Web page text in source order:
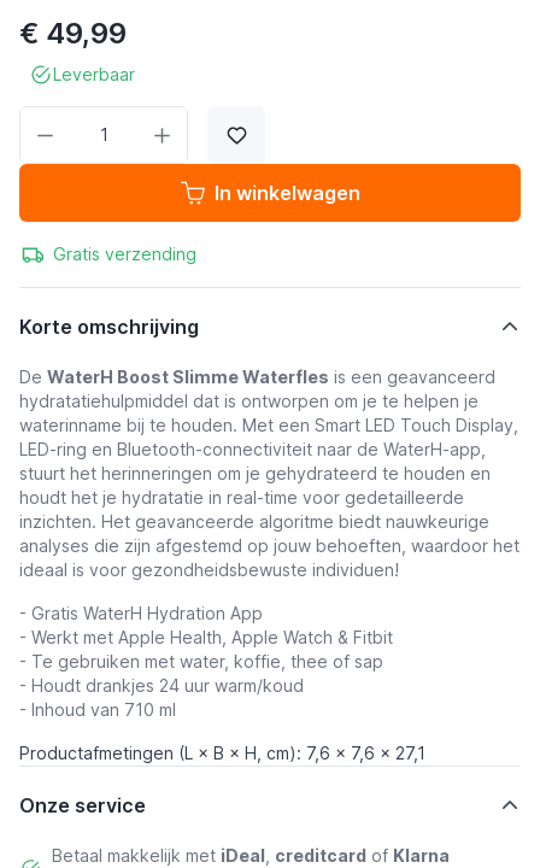
€ 49,99
Leverbaar
In winkelwagen
Gratis verzending
Korte omschrijving
De WaterH Boost Slimme Waterfles is een geavanceerd
hydratatiehulpmiddel dat is ontworpen om je te helpen je
waterinname bij te houden. Met een Smart LED Touch Display,
LED-ring en Bluetooth-connectiviteit naar de WaterH-app,
stuurt het herinneringen om je gehydrateerd te houden en
houdt het je hydratatie in real-time voor gedetailleerde
inzichten. Het geavanceerde algoritme biedt nauwkeurige
analyses die zijn afgestemd op jouw behoeften, waardoor het
ideaal is voor gezondheidsbewuste individuen!
- Gratis WaterH Hydration App
- Werkt met Apple Health, Apple Watch & Fitbit
- Te gebruiken met water, koffie, thee of sap
- Houdt drankjes 24 uur warm/koud
- Inhoud van 710 ml
Productafmetingen (L × B × H, cm): 7,6 x 7,6 x 27,1
Onze service
Betaal makkelijk met iDeal creditcard of Klarna